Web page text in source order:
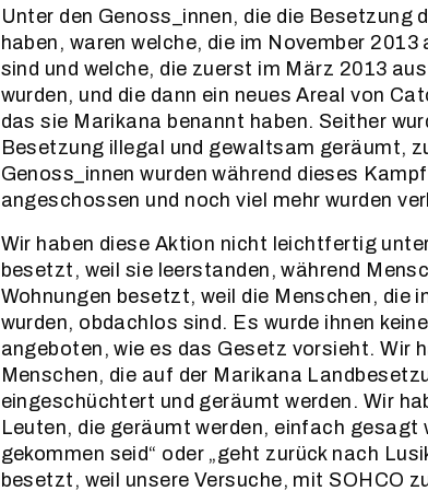
Unter den Genoss_innen, die die
haben, waren welche, die im November
sind und welche, die zuerst im März 2013
wurden, und die dann ein neues Areal von
das sie Marikana benannt haben. Seither
Besetzung illegal und gewaltsam geräumt,
Genoss_innen wurden während dieses
angeschossen und noch viel mehr wurden
Wir haben diese Aktion nicht leichtfertig
besetzt, weil sie leerstanden, während
Wohnungen besetzt, weil die Menschen, die
wurden, obdachlos sind. Es wurde ihnen
angeboten, wie es das Gesetz vorsieht. Wir
Menschen, die auf der Marikana
eingeschüchtert und geräumt werden. Wir
Leuten, die geräumt werden, einfach gesagt
gekommen seid“ oder „geht zurück nach
besetzt, weil unsere Versuche, mit SOHCO